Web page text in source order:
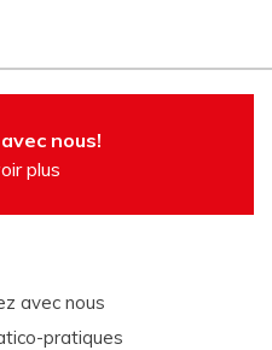
nous!
plus
avec nous
pratiques